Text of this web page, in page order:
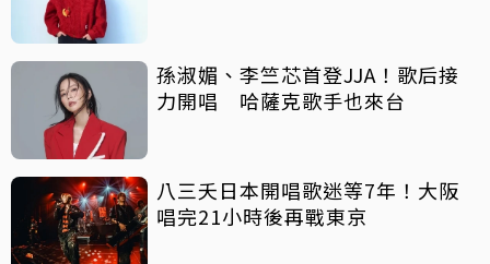
孫淑媚、李竺芯首登JJA！歌后接
力開唱 哈薩克歌手也來台
八三夭日本開唱歌迷等7年！大阪
唱完21小時後再戰東京